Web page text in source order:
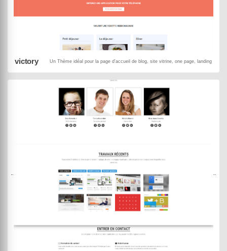
victory Un Thème idéal pour la page d'accueil de blog, site vitrine, one page, landing
ACHETER
DEMO
ACHETER